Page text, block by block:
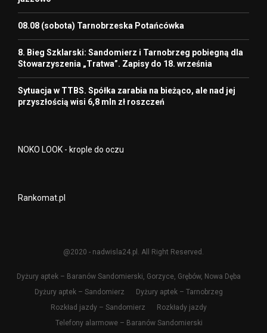
08.08 (sobota) Tarnobrzeska Potańcówka
8. Bieg Szklarski: Sandomierz i Tarnobrzeg pobiegną dla
Stowarzyszenia „Tratwa”. Zapisy do 18. września
Sytuacja w TTBS. Spółka zarabia na bieżąco, ale nad jej
przyszłością wisi 6,8 mln zł roszczeń
NOKO LOOK - krople do oczu
Rankomat.pl
@2020 - nadwisla24.pl. All Right Reserved.
Dyżury aptek – Baranów Sandomierski, Gorzyce, Grębów, Nowa Dęba
Dyżury aptek – Sandomierz
Dyżury aptek – Tarnobrzeg
Rozkład jazdy – Sandomierz
Rozkłady jazdy
Telefony alarmowe – Baranów Sandomierski